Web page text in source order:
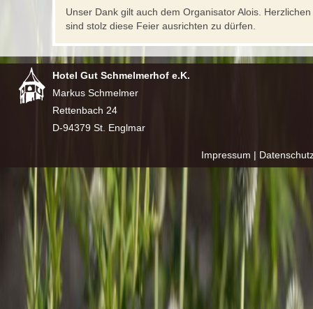
Unser Dank gilt auch dem Organisator Alois.
sind stolz diese Feier ausrichten zu dürfen.
Hotel Gut Schmelmerhof e.K.
Markus Schmelmer
Rettenbach 24
D-94379 St. Englmar
Impressum |